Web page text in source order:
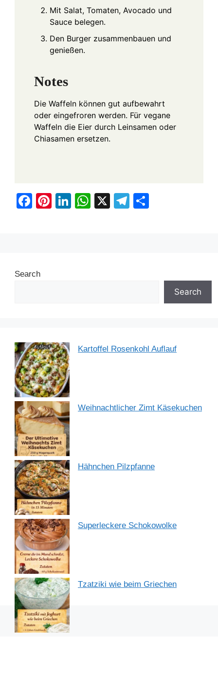
Mit Salat, Tomaten, Avocado und
Sauce belegen.
Den Burger zusammenbauen und
genießen.
Notes
Die Waffeln können gut aufbewahrt
oder eingefroren werden. Für vegane
Waffeln die Eier durch Leinsamen oder
Chiasamen ersetzen.
F
o
Pi
Li
W
X
T
Search
Search
Kartoffel Rosenkohl Auflauf
Weihnachtlicher Zimt Käsekuchen
Hähnchen Pilzpfanne
Superleckere Schokowolke
Tzatziki wie beim Griechen